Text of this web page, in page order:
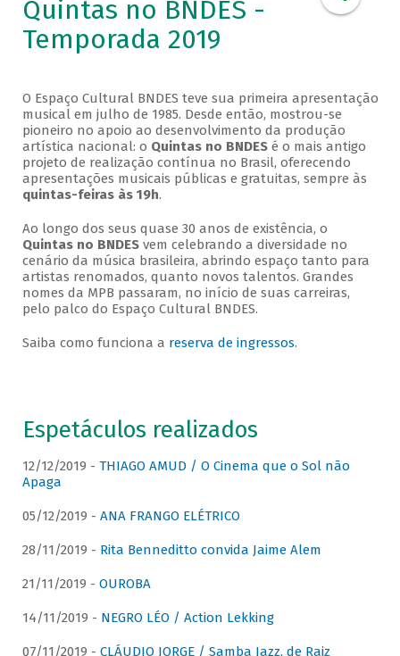
Quintas no BNDES -
Temporada 2019
O Espaço Cultural BNDES teve sua primeira apresentação
musical em julho de 1985. Desde então, mostrou-se
pioneiro no apoio ao desenvolvimento da produção
artística nacional: o Quintas no BNDESé o mais antigo
projeto de realização contínua no Brasil, oferecendo
apresentações musicais públicas e gratuitas, sempre às
quintas-feiras às 19h.
Ao longo dos seus quase 30 anos de existência, o
Quintas no BNDESvem celebrando a diversidade no
cenário da música brasileira, abrindo espaço tanto para
artistas renomados, quanto novos talentos. Grandes
nomes da MPB passaram, no início de suas carreiras,
pelo palco do Espaço Cultural BNDES.
Saiba como funciona a reserva de ingressos.
Espetáculos realizados
12/12/2019 - THIAGO AMUD / O Cinema que o Sol não
Apaga
05/12/2019 - ANA FRANGO ELÉTRICO
28/11/2019 - Rita Benneditto convida Jaime Alem
21/11/2019 - OUROBA
14/11/2019 - NEGRO LÉO / Action Lekking
07/11/2019 - CLÁUDIO JORGE / Samba Jazz, de Raiz